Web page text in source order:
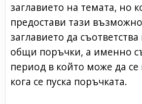
заглавието на темата, но
предостави тази
заглавието да
общи поръчки, а именно
период в който може да
кога се пуска поръчката.